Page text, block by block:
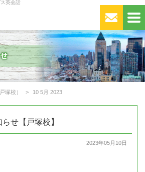
英会話
塚校） 10 5月 2023
せ【戸塚校】
2023年05月10日